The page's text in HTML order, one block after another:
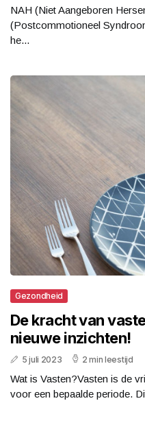
NAH (Niet Aangeboren
(Postcommotioneel
he...
Gezondheid
De kracht van
nieuwe inzichten!
5 juli 2023 2 min leestijd
Wat is Vasten?Vasten is de
voor een bepaalde periode.